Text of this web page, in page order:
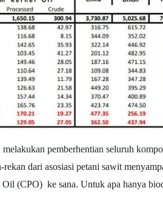
pemberhentian seluruh
dari asosiasi petani sawit
(CPO) ke sana. Untuk apa hanya